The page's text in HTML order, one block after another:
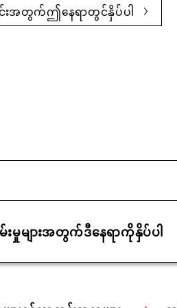
င်းအတွက်ဤနေရာတွင်နှိပ်ပါ
းမှုများအတွက်ဒီနေရာကိုနှိပ်ပါ